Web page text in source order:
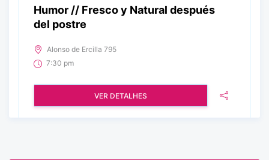
Humor // Fresco y Natural después
del postre
Alonso de Ercilla 795
7:30 pm
VER DETALHES